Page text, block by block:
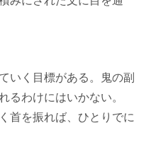
いく目標がある。鬼の副
るわけにはいかない。
首を振れば、ひとりでに